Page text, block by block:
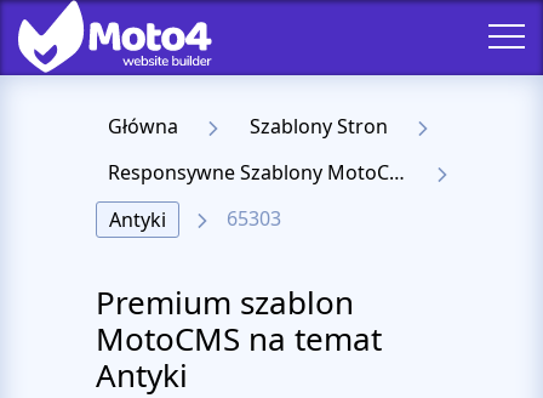
Główna
Szablony Stron
Responsywne Szablony MotoCMS 3
Antyki
65303
Premium szablon
MotoCMS na temat
Antyki